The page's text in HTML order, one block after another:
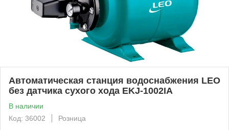
Автоматическая станция водоснабжения LEO
без датчика сухого хода EKJ-1002IA
В наличии
Код: 36002
Розница